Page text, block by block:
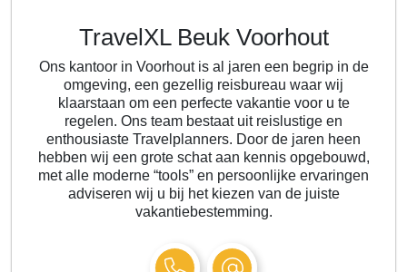
TravelXL Beuk Voorhout
Ons kantoor in Voorhout is al jaren een begrip in de
omgeving, een gezellig reisbureau waar wij
klaarstaan om een perfecte vakantie voor u te
regelen. Ons team bestaat uit reislustige en
enthousiaste Travelplanners. Door de jaren heen
hebben wij een grote schat aan kennis opgebouwd,
met alle moderne “tools” en persoonlijke ervaringen
adviseren wij u bij het kiezen van de juiste
vakantiebestemming.